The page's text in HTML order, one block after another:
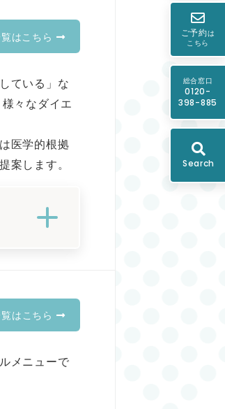
はこちら
ている」な
々なダイエ
医学的根拠
案します。
はこちら
メニューで
ご予約は
こちら
総合窓口
0120-
398-885
Search